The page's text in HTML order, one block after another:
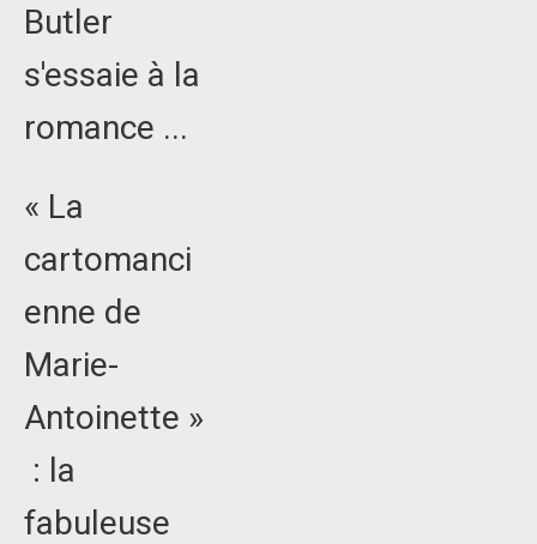
Butler
s'essaie à la
romance ...
« La
cartomanci
enne de
Marie-
Antoinette »
: la
fabuleuse